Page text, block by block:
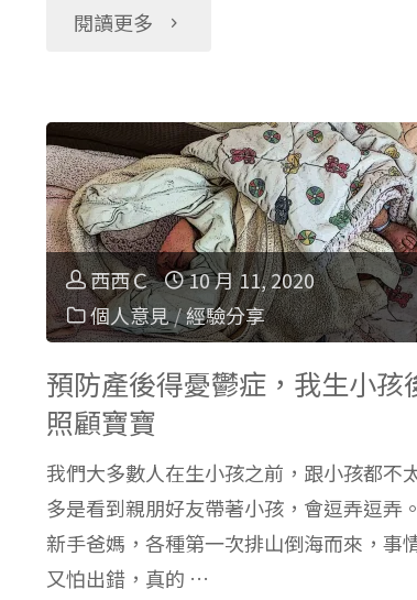
Online
Experience
線
上
人
體
驗
閱讀更多 "嬰
衣
服
尺
寸
怎
選？
照
西西Ｃ
10 月 11, 2020
個人意見/經驗分享
預防產後得憂鬱症，我生小孩
照顧寶寶
我們大多數人在生小孩之前，跟小孩都不
多是看到親朋好友帶著小孩，會逗弄逗弄
新手爸媽，各種第一次排山倒海而來，事
又怕出錯，真的 …